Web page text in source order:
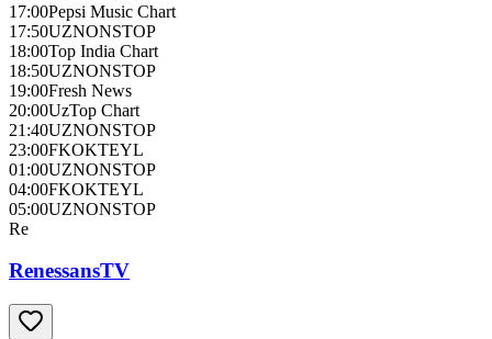
17:00Pepsi Music Chart
17:50UZNONSTOP
18:00Top India Chart
18:50UZNONSTOP
19:00Fresh News
20:00UzTop Chart
21:40UZNONSTOP
23:00FKOKTEYL
01:00UZNONSTOP
04:00FKOKTEYL
05:00UZNONSTOP
Re
RenessansTV